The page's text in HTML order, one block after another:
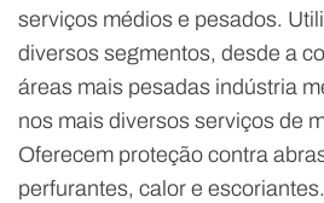
serviços médios e pesados.
diversos segmentos, desde a
áreas mais pesadas indústria
nos mais diversos serviços de
Oferecem proteção contra
perfurantes, calor e escoriantes.